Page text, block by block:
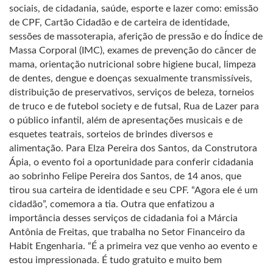
sociais, de cidadania, saúde, esporte e lazer como: emissão
de CPF, Cartão Cidadão e de carteira de identidade,
sessões de massoterapia, aferição de pressão e do Índice de
Massa Corporal (IMC), exames de prevenção do câncer de
mama, orientação nutricional sobre higiene bucal, limpeza
de dentes, dengue e doenças sexualmente transmissíveis,
distribuição de preservativos, serviços de beleza, torneios
de truco e de futebol society e de futsal, Rua de Lazer para
o público infantil, além de apresentações musicais e de
esquetes teatrais, sorteios de brindes diversos e
alimentação. Para Elza Pereira dos Santos, da Construtora
Ápia, o evento foi a oportunidade para conferir cidadania
ao sobrinho Felipe Pereira dos Santos, de 14 anos, que
tirou sua carteira de identidade e seu CPF. “Agora ele é um
cidadão”, comemora a tia. Outra que enfatizou a
importância desses serviços de cidadania foi a Márcia
Antônia de Freitas, que trabalha no Setor Financeiro da
Habit Engenharia. “É a primeira vez que venho ao evento e
estou impressionada. É tudo gratuito e muito bem